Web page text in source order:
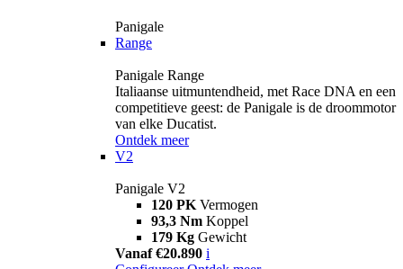
Panigale
Range
Panigale Range
Italiaanse uitmuntendheid, met Race DNA en een
competitieve geest: de Panigale is de droommotor
van elke Ducatist.
Ontdek meer
V2
Panigale V2
120 PK Vermogen
93,3 Nm Koppel
179 Kg Gewicht
Vanaf €20.890 i